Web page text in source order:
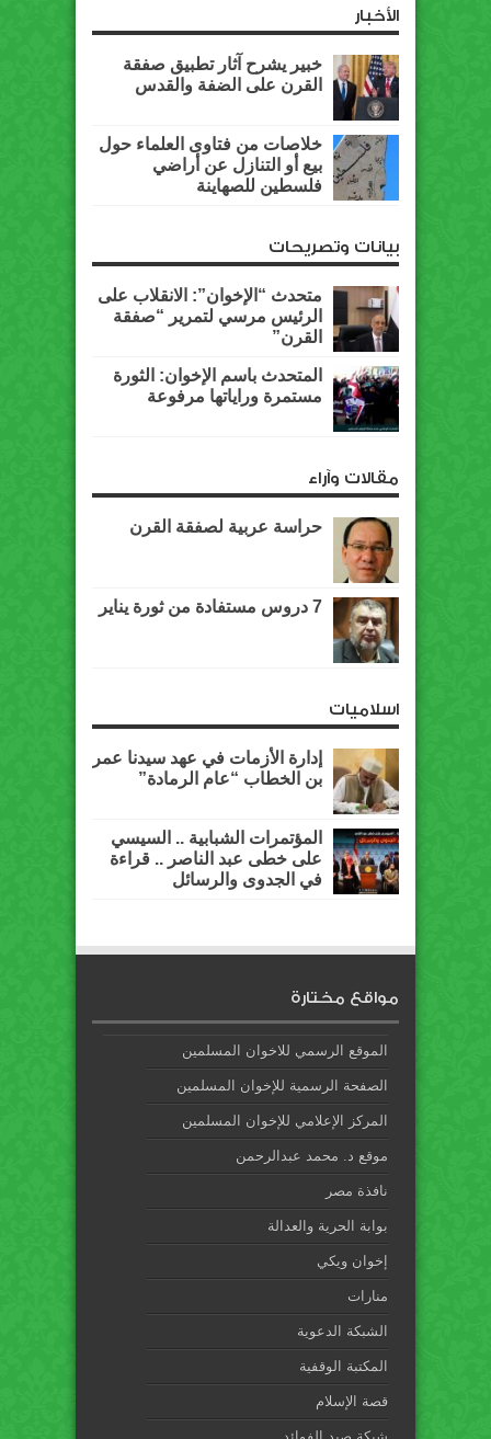
الأخبار
خبير يشرح آثار تطبيق صفقة
القرن على الضفة والقدس
خلاصات من فتاوى العلماء حول
بيع أو التنازل عن أراضي
فلسطين للصهاينة
بيانات وتصريحات
متحدث “الإخوان”: الانقلاب على
الرئيس مرسي لتمرير “صفقة
القرن”
المتحدث باسم الإخوان: الثورة
مستمرة وراياتها مرفوعة
مقالات وآراء
حراسة عربية لصفقة القرن
7 دروس مستفادة من ثورة يناير
اسلاميات
إدارة الأزمات في عهد سيدنا عمر
بن الخطاب “عام الرمادة”
المؤتمرات الشبابية .. السيسي
على خطى عبد الناصر .. قراءة
في الجدوى والرسائل
مواقع مختارة
الموقع الرسمي للاخوان المسلمين
الصفحة الرسمية للإخوان المسلمين
المركز الإعلامي للإخوان المسلمين
موقع د. محمد عبدالرحمن
نافذة مصر
بوابة الحرية والعدالة
إخوان ويكي
منارات
الشبكة الدعوية
المكتبة الوقفية
قصة الإسلام